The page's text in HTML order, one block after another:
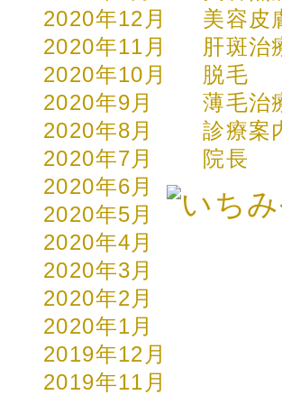
2020年12月
2020年11月
2020年10月
2020年9月
2020年8月
2020年7月
2020年6月
2020年5月
2020年4月
2020年3月
2020年2月
2020年1月
2019年12月
2019年11月
美容皮
肝斑治
脱毛
薄毛治
診療案
院長